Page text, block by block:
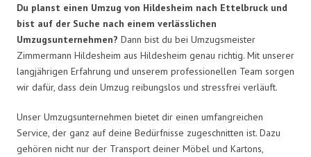
Du planst einen Umzug von Hildesheim nach Ettelbruck und
bist auf der Suche nach einem verlässlichen
Umzugsunternehmen? Dann bist du bei Umzugsmeister
Zimmermann Hildesheim aus Hildesheim genau richtig. Mit unserer
langjährigen Erfahrung und unserem professionellen Team sorgen
wir dafür, dass dein Umzug reibungslos und stressfrei verläuft.
Unser Umzugsunternehmen bietet dir einen umfangreichen
Service, der ganz auf deine Bedürfnisse zugeschnitten ist. Dazu
gehören nicht nur der Transport deiner Möbel und Kartons,